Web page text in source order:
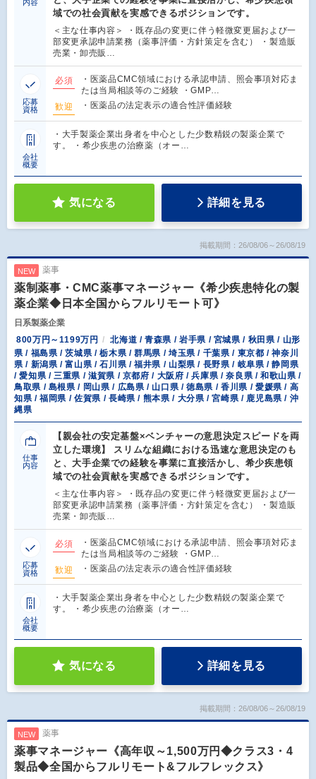
内容
域での社会貢献を実感できるポジションです。
＜主な仕事内容＞ ・既存品の変更に伴う軽微変更届および一
部変更承認申請業務（薬事評価・方針策定を含む） ・製造販
売業・卸売販…
応募
資格
必須
・医薬品CMC領域における承認申請、照会事項対応ま
たは当局相談等のご経験 ・GMP…
歓迎
・医薬品の法定表示の適合性評価経験
会社
概要
・大手製薬企業出身者を中心とした少数精鋭の製薬企業で
す。 ・希少疾患の治療薬（オー…
気になる 詳細を見る
掲載期間：26/08/06～26/08/19
NEW 薬事
薬制薬事・CMC薬事マネージャー《希少疾患特化の製
薬企業◆日本全国からフルリモート可》
日系製薬企業
800万円～1199万円
北海道 / 青森県 / 岩手県 / 宮城県 / 秋田県 / 山形
県 / 福島県 / 茨城県 / 栃木県 / 群馬県 / 埼玉県 / 千葉県 / 東京都 / 神奈川
県 / 新潟県 / 富山県 / 石川県 / 福井県 / 山梨県 / 長野県 / 岐阜県 / 静岡県
/ 愛知県 / 三重県 / 滋賀県 / 京都府 / 大阪府 / 兵庫県 / 奈良県 / 和歌山県 /
鳥取県 / 島根県 / 岡山県 / 広島県 / 山口県 / 徳島県 / 香川県 / 愛媛県 / 高
知県 / 福岡県 / 佐賀県 / 長崎県 / 熊本県 / 大分県 / 宮崎県 / 鹿児島県 / 沖
縄県
仕事
内容
【親会社の安定基盤×ベンチャーの意思決定スピードを両
立した環境】 スリムな組織における迅速な意思決定のも
と、大手企業での経験を事業に直接活かし、希少疾患領
域での社会貢献を実感できるポジションです。
＜主な仕事内容＞ ・既存品の変更に伴う軽微変更届および一
部変更承認申請業務（薬事評価・方針策定を含む） ・製造販
売業・卸売販…
応募
資格
必須
・医薬品CMC領域における承認申請、照会事項対応ま
たは当局相談等のご経験 ・GMP…
歓迎
・医薬品の法定表示の適合性評価経験
会社
概要
・大手製薬企業出身者を中心とした少数精鋭の製薬企業で
す。 ・希少疾患の治療薬（オー…
気になる 詳細を見る
掲載期間：26/08/06～26/08/19
NEW 薬事
薬事マネージャー《高年収～1,500万円◆クラス3・4
製品◆全国からフルリモート&フルフレックス》